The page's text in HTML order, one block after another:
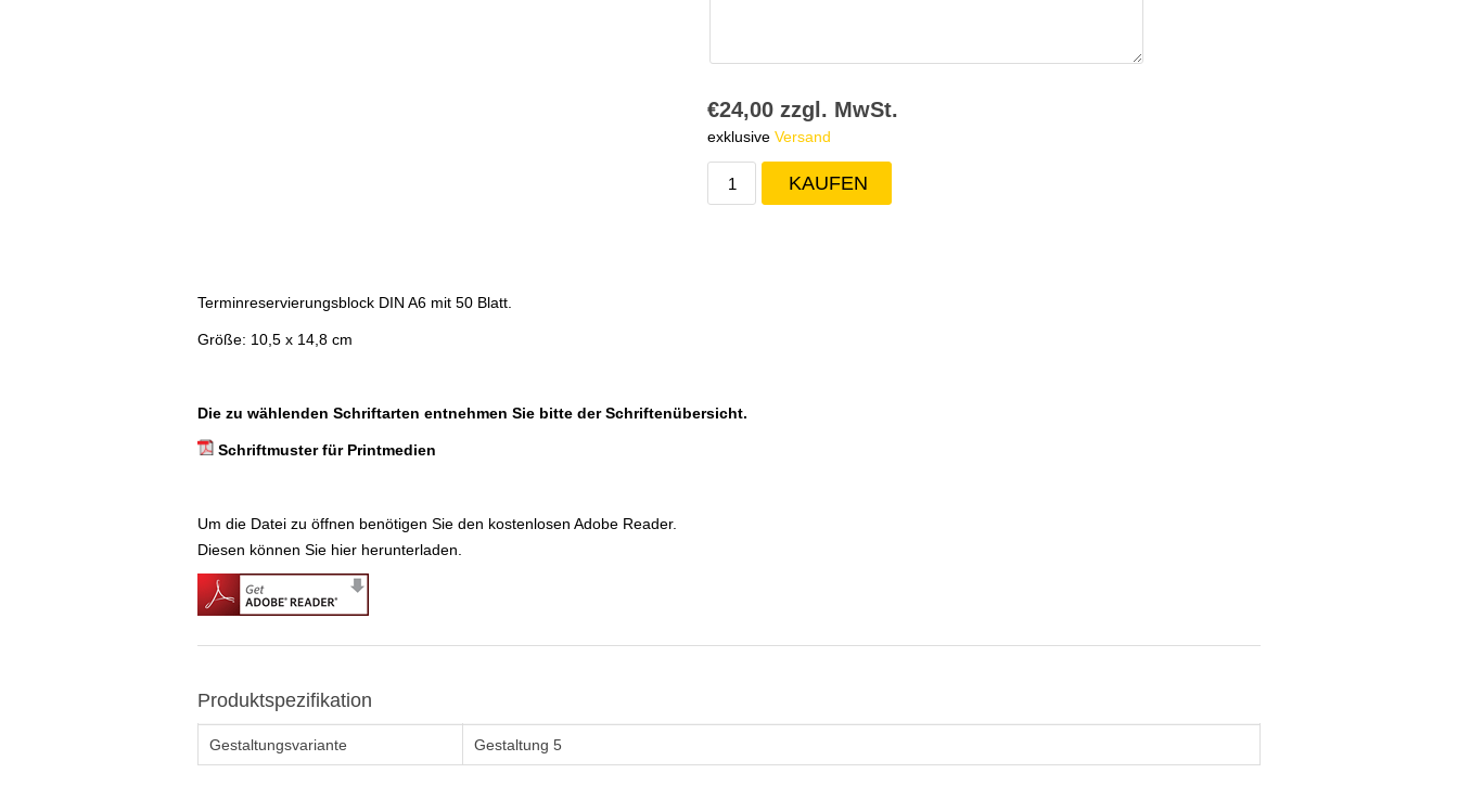
€24,00 zzgl. MwSt.
exklusiveVersand
Terminreservierungsblock DIN A6 mit 50 Blatt.
Größe: 10,5 x 14,8 cm
Die zu wählenden Schriftarten entnehmen Sie bitte der Schriftenübersicht.
Schriftmuster für Printmedien
Um die Datei zu öffnen benötigen Sie den kostenlosen Adobe Reader.
Diesen können Sie hier herunterladen.
Produktspezifikation
Gestaltungsvariante Gestaltung 5